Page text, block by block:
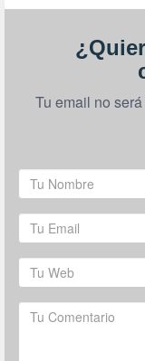
Tu email no